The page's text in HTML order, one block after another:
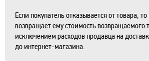
Если покупатель отказывается от товара,
возвращает ему стоимость возвращаемого
исключением расходов продавца на
до интернет-магазина.